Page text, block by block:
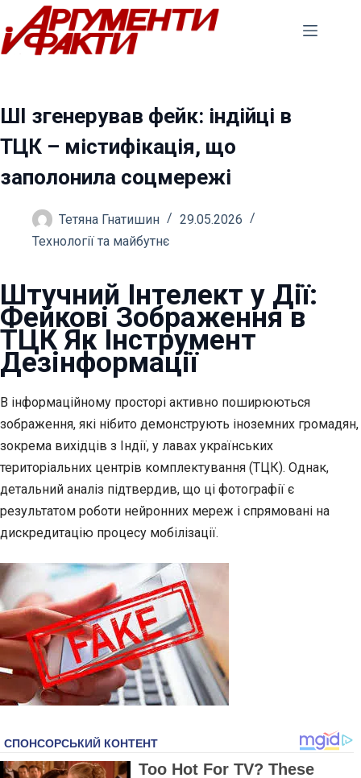
Перейти
до
вмісту
ШІ згенерував фейк: індійці в
ТЦК – містифікація, що
заполонила соцмережі
Тетяна Гнатишин
29.05.2026
Технології та майбутнє
Штучний Інтелект у Дії:
Фейкові Зображення в
ТЦК Як Інструмент
Дезінформації
В інформаційному просторі активно поширюються
зображення, які нібито демонструють іноземних громадян,
зокрема вихідців з Індії, у лавах українських
територіальних центрів комплектування (ТЦК). Однак,
детальний аналіз підтвердив, що ці фотографії є
результатом роботи нейронних мереж і спрямовані на
дискредитацію процесу мобілізації.